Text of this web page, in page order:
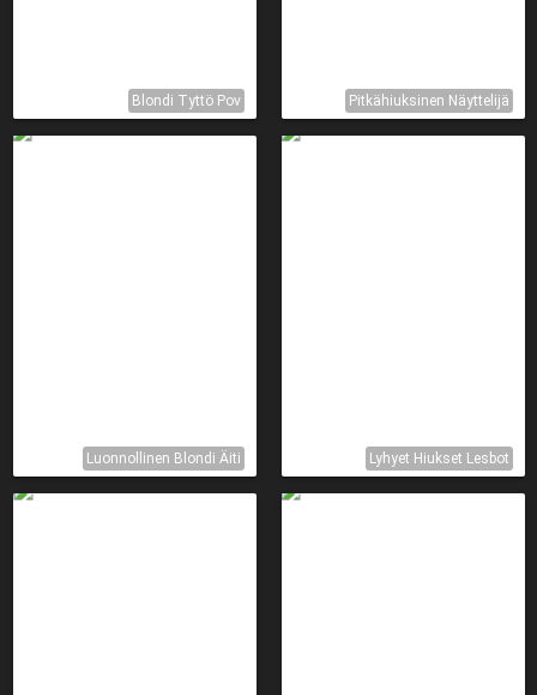
Blondi Tyttö Pov Pitkähiuksinen Näyttelijä
Luonnollinen Blondi Äiti Lyhyet Hiukset Lesbot